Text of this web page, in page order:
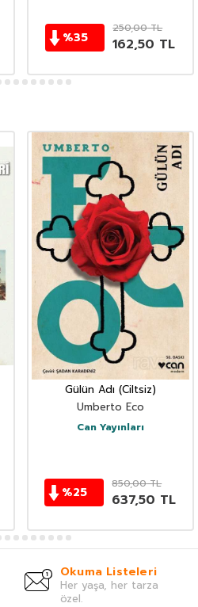
%35
250,00TL
162,50 TL
Gülün Adı (Ciltsiz)
Umberto Eco
Can Yayınları
%25
850,00TL
637,50 TL
Okuma Listeleri
Her yaşa, her tarza
özel.